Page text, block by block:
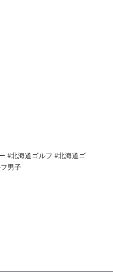
#北海道ゴルフ #北海道ゴ
男子